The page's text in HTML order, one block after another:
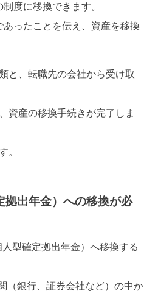
度に移換できます。
ったことを伝え、資産を移換
と、転職先の会社から受け取
資産の移換手続きが完了しま
。
出年金）への移換が必
型確定拠出年金）へ移換する
（銀行、証券会社など）の中か